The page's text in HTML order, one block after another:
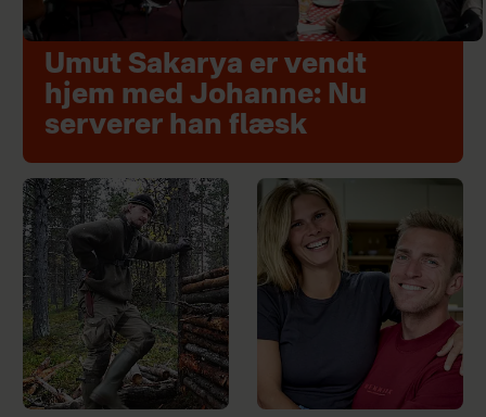
Umut Sakarya er vendt
hjem med Johanne: Nu
serverer han flæsk